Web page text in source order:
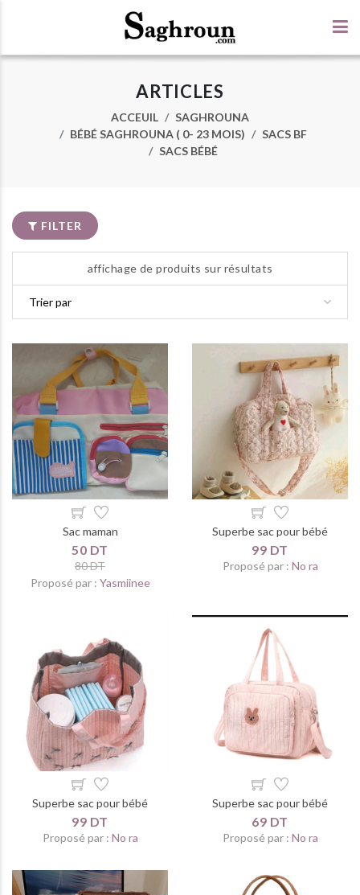
ARTICLES
ACCEUIL
SAGHROUNA
BÉBÉ SAGHROUNA ( 0- 23 MOIS)
SACS BF
SACS BÉBÉ
FILTER
affichage de produits sur résultats
Sac maman
50 DT
80 DT
Proposé par : Yasmiinee
Superbe sac pour bébé
99 DT
Proposé par : No ra
Superbe sac pour bébé
99 DT
Proposé par : No ra
Superbe sac pour bébé
69 DT
Proposé par : No ra